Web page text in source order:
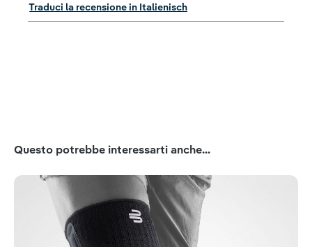
Traduci la recensione in Italienisch
Salta la galleria dei prodotti
Questo potrebbe interessarti anche...